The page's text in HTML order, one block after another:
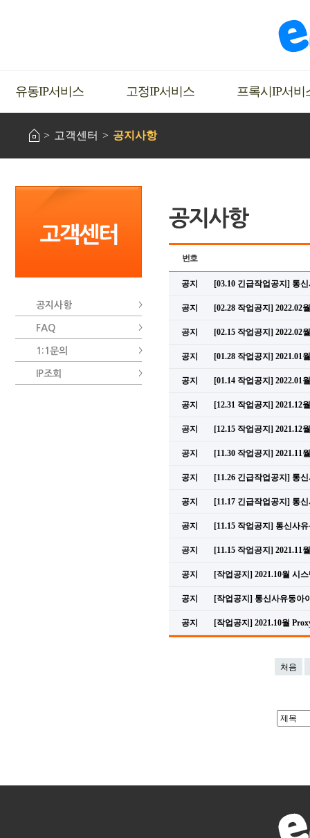
유동IP서비스 고정IP서비스 프록시IP서비
고객센터 공지사항
공지사항
FAQ
1:1문의
IP조회
번호
공지 [03.10 긴급작업공지] 통
공지 [02.28 작업공지] 2022.02
공지 [02.15 작업공지] 2022.02
공지 [01.28 작업공지] 2021.01
공지 [01.14 작업공지] 2022.01
공지 [12.31 작업공지] 2021.12
공지 [12.15 작업공지] 2021.12
공지 [11.30 작업공지] 2021.11
공지 [11.26 긴급작업공지] 통
공지 [11.17 긴급작업공지] 통
공지 [11.15 작업공지] 통신사
공지 [11.15 작업공지] 2021.11
공지 [작업공지] 2021.10월 시
공지 [작업공지] 통신사유동아
공지 [작업공지] 2021.10월
처음